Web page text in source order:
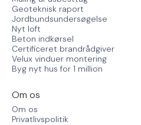
Geoteknisk raport
Jordbundsundersøgelse
Nyt loft
Beton indkørsel
Certificeret brandrådgiver
Velux vinduer montering
Byg nyt hus for 1 million
Om os
Om os
Privatlivspolitik